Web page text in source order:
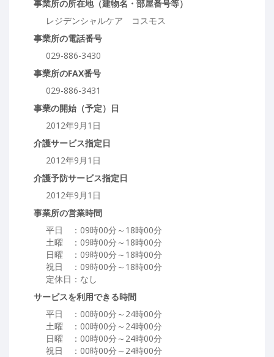
事業所の所在地（建物名・部屋番号等）
レジデンシャルケア コスモス
事業所の電話番号
029-886-3430
事業所のFAX番号
029-886-3431
事業の開始（予定）日
2012年9月1日
介護サービス指定日
2012年9月1日
介護予防サービス指定日
2012年9月1日
事業所の営業時間
平日 ：09時00分～18時00分
土曜 ：09時00分～18時00分
日曜 ：09時00分～18時00分
祝日 ：09時00分～18時00分
定休日：なし
サービスを利用できる時間
平日 ：00時00分～24時00分
土曜 ：00時00分～24時00分
日曜 ：00時00分～24時00分
祝日 ：00時00分～24時00分